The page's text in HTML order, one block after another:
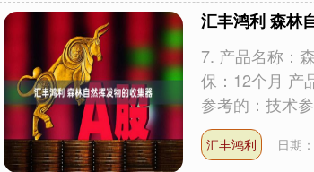
汇丰鸿利 森林
7. 产品名称：
保：12个月 产
参考的：技术
汇丰鸿利 日期